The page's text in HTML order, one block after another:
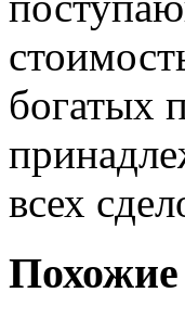
богатых
всех
Похожие